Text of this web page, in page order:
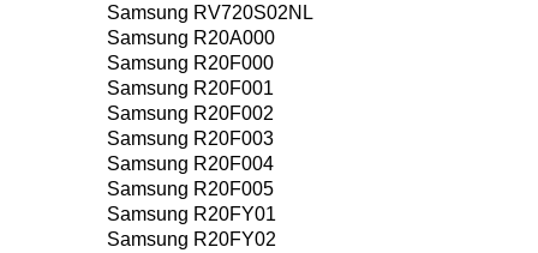
Samsung RV720S02NL
Samsung R20A000
Samsung R20F000
Samsung R20F001
Samsung R20F002
Samsung R20F003
Samsung R20F004
Samsung R20F005
Samsung R20FY01
Samsung R20FY02